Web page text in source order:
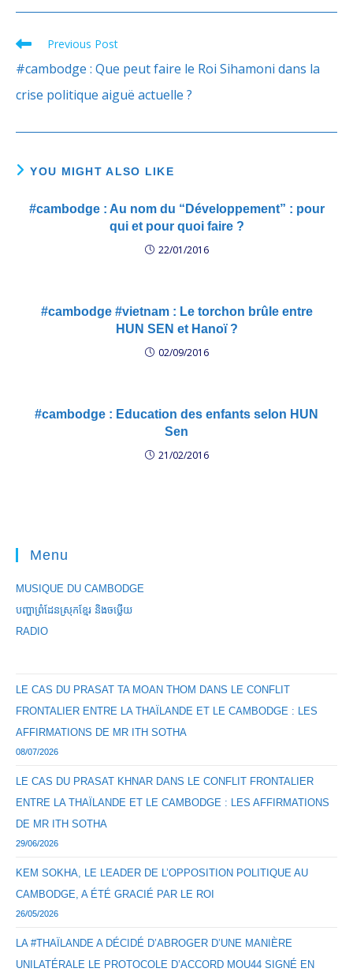
Read
more
Previous Post
#cambodge : Que peut faire le Roi Sihamoni dans la
crise politique aiguë actuelle ?
YOU MIGHT ALSO LIKE
#cambodge : Au nom du “Développement” : pour
qui et pour quoi faire ?
22/01/2016
#cambodge #vietnam : Le torchon brûle entre
HUN SEN et Hanoï ?
02/09/2016
#cambodge : Education des enfants selon HUN
Sen
21/02/2016
Menu
MUSIQUE DU CAMBODGE
បញ្ហាព្រំដែនស្រុកខ្មែរ និងចឞ្លើយ
RADIO
LE CAS DU PRASAT TA MOAN THOM DANS LE CONFLIT
FRONTALIER ENTRE LA THAÏLANDE ET LE CAMBODGE : LES
AFFIRMATIONS DE MR ITH SOTHA
08/07/2026
LE CAS DU PRASAT KHNAR DANS LE CONFLIT FRONTALIER
ENTRE LA THAÏLANDE ET LE CAMBODGE : LES AFFIRMATIONS
DE MR ITH SOTHA
29/06/2026
KEM SOKHA, LE LEADER DE L’OPPOSITION POLITIQUE AU
CAMBODGE, A ÉTÉ GRACIÉ PAR LE ROI
26/05/2026
LA #THAÏLANDE A DÉCIDÉ D’ABROGER D’UNE MANIÈRE
UNILATÉRALE LE PROTOCOLE D’ACCORD MOU44 SIGNÉ EN